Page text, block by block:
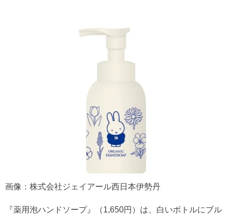
画像：株式会社ジェイアール西日本伊勢丹
『薬用泡ハンドソープ』（1,650円）は、白いボトルにブル